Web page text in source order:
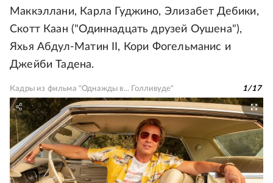
Маккэллани, Карла Гуджино, Элизабет Дебики,
Скотт Каан ("Одиннадцать друзей Оушена"),
Яхья Абдул-Матин II, Кори Фогельманис и
Джейби Тадена.
Кадры из фильма "Однажды в... Голливуде" 1/17